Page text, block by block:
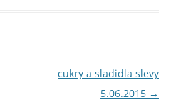
cukry a sladidla slevy
5.06.2015 →